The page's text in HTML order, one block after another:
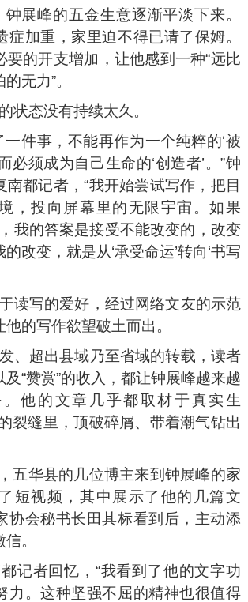
展峰的五金生意逐渐平淡下来。
症加重，家里迫不得已请了保姆。
要的开支增加，让他感到一种“远比
无力”。
状态没有持续太久。
一件事，不能再作为一个纯粹的‘被
必须成为自己生命的‘创造者’。”钟
南都记者，“我开始尝试写作，把目
，投向屏幕里的无限宇宙。如果
，我的答案是接受不能改变的，改变
改变，就是从‘承受命运’转向‘书写
读写的爱好，经过网络文友的示范
的写作欲望破土而出。
、超出县域乃至省域的转载，读者
“赞赏”的收入，都让钟展峰越来越
他的文章几乎都取材于真实生
裂缝里，顶破碎屑、带着潮气钻出
五华县的几位博主来到钟展峰的家
短视频，其中展示了他的几篇文
协会秘书长田其标看到后，主动添
。
记者回忆，“我看到了他的文字功
力。这种坚强不屈的精神也很值得